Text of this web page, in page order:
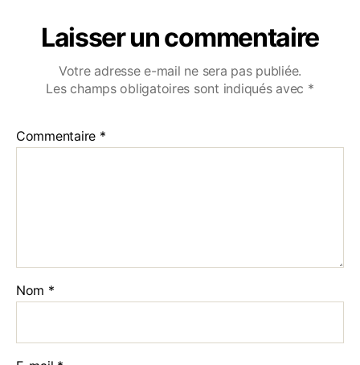
Laisser un commentaire
Votre adresse e-mail ne sera pas publiée.
Les champs obligatoires sont indiqués avec *
Commentaire *
Nom *